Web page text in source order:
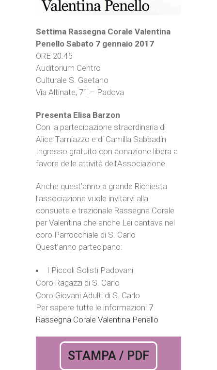
Settima Rassegna Corale Valentina
Penello Sabato 7 gennaio 2017
ORE 20.45
Auditorium Centro
Culturale S. Gaetano
Via Altinate, 71 – Padova
Presenta Elisa Barzon
Con la partecipazione straordinaria di
Alice Tamiazzo e di Camilla Sabbadin
Ingresso gratuito con donazione libera a
favore delle attività dell’Associazione
Anche quest’anno a grande Richiesta
l’associazione vuole invitarvi alla
consueta e trazionale Rassegna Corale
per Valentina che anche Lei cantava nel
coro Parrocchiale di S. Carlo
Quest’anno partecipano:
I Piccoli Solisti Padovani
Coro Ragazzi di S. Carlo
Coro Giovani Adulti di S. Carlo
Per sapere tutte le informazioni 7
Rassegna Corale Valentina Penello
STAMPA / PDF